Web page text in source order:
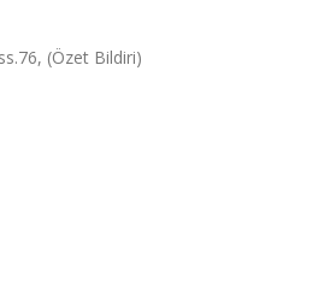
(Özet Bildiri)